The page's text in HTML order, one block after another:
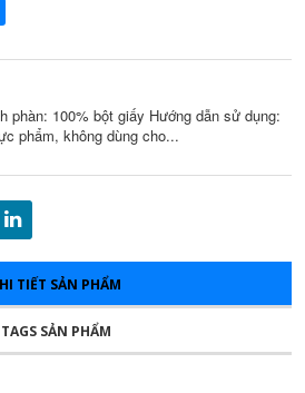
phàn: 100% bột giấy Hướng dẫn sử dụng:
phẩm, không dùng cho...
TIẾT SẢN PHẨM
TAGS SẢN PHẨM